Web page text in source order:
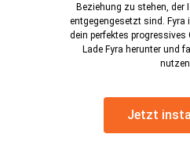
Beziehung zu stehen, der
entgegengesetzt sind. Fyra
dein perfektes progressives
Lade Fyra herunter und
Jetzt